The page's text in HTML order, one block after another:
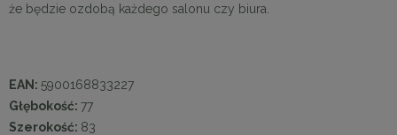
że będzie ozdobą każdego salonu czy biura.
EAN: 5900168833227
Głębokość: 77
Szerokość: 83